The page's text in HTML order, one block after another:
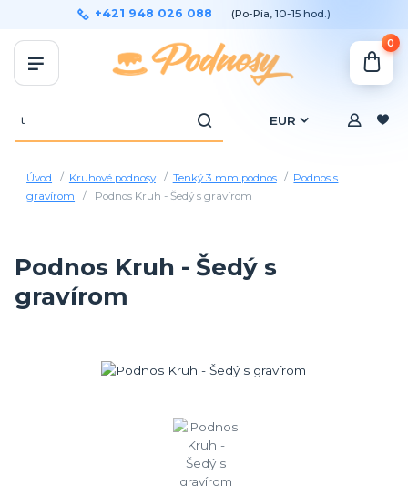
EUR
+421 948 026 088 (Po-Pia, 10-15 hod.)
0
Úvod Kruhové podnosy Tenký 3 mm podnos
Podnos s
gravírom
Podnos Kruh - Šedý s gravírom
Podnos Kruh - Šedý s
gravírom